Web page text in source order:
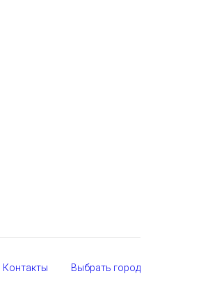
Контакты Выбрать город